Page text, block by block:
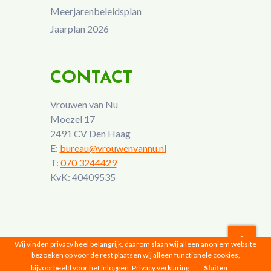
Meerjarenbeleidsplan
Jaarplan 2026
CONTACT
Vrouwen van Nu
Moezel 17
2491 CV Den Haag
E: bureau@vrouwenvannu.nl
T: 070 3244429
KvK: 40409535
Vrouwen van Nu © 2026 |Privacyverklaring
Wij vinden privacy heel belangrijk, daarom slaan wij alleen anoniem website
bezoeken op voor de rest plaatsen wij alleen functionele cookies,
bijvoorbeeld voor het inloggen. Privacy verklaring Sluiten